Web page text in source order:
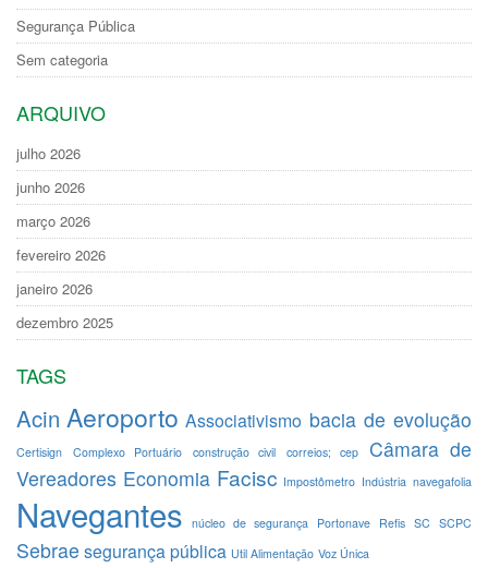
Segurança Pública
Sem categoria
ARQUIVO
julho 2026
junho 2026
março 2026
fevereiro 2026
janeiro 2026
dezembro 2025
TAGS
Acin Aeroporto Associativismo bacia de evolução
Certisign Complexo Portuário construção civil correios; cep
Câmara de
Vereadores Economia Facisc Impostômetro Indústria navegafolia
Navegantes núcleo de segurança Portonave Refis SC SCPC
Sebrae segurança pública Util Alimentação Voz Única